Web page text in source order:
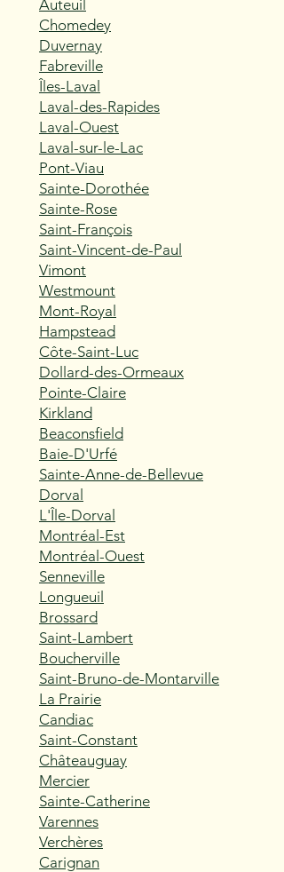
Auteuil
Chomedey
Duvernay
Fabreville
Îles-Laval
Laval-des-Rapides
Laval-Ouest
Laval-sur-le-Lac
Pont-Viau
Sainte-Dorothée
Sainte-Rose
Saint-François
Saint-Vincent-de-Paul
Vimont
Westmount
Mont-Royal
Hampstead
Côte-Saint-Luc
Dollard-des-Ormeaux
Pointe-Claire
Kirkland
Beaconsfield
Baie-D'Urfé
Sainte-Anne-de-Bellevue
Dorval
L'Île-Dorval
Montréal-Est
Montréal-Ouest
Senneville
Longueuil
Brossard
Saint-Lambert
Boucherville
Saint-Bruno-de-Montarville
La Prairie
Candiac
Saint-Constant
Châteauguay
Mercier
Sainte-Catherine
Varennes
Verchères
Carignan